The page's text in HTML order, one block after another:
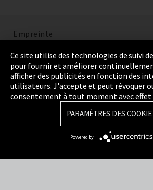
Empreinte
Politique de confidentialité
Cookie Settings
Termes et Conditions
Integrity Line
Ce site utilise des technologies de suivi
pour fournir et améliorer
afficher des publicités en fonction des
utilisateurs. J'accepte et peut révoquer
consentement à tout moment avec effet
PARAMÈTRES DES COOKIE
Powered by